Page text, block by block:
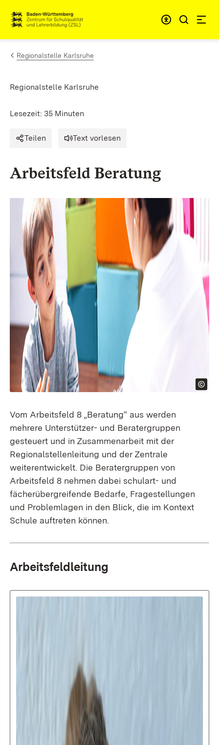
Zum Inhalt springen
Link zur Startseite
Regionalstelle Karlsruhe
Regionalstelle Karlsruhe
Lesezeit: 35 Minuten
Teilen Text vorlesen
Arbeitsfeld Beratung
Vom Arbeitsfeld 8 „Beratung“ aus werden
mehrere Unterstützer- und Beratergruppen
gesteuert und in Zusammenarbeit mit der
Regionalstellenleitung und der Zentrale
weiterentwickelt. Die Beratergruppen von
Arbeitsfeld 8 nehmen dabei schulart- und
fächerübergreifende Bedarfe, Fragestellungen
und Problemlagen in den Blick, die im Kontext
Schule auftreten können.
Arbeitsfeldleitung